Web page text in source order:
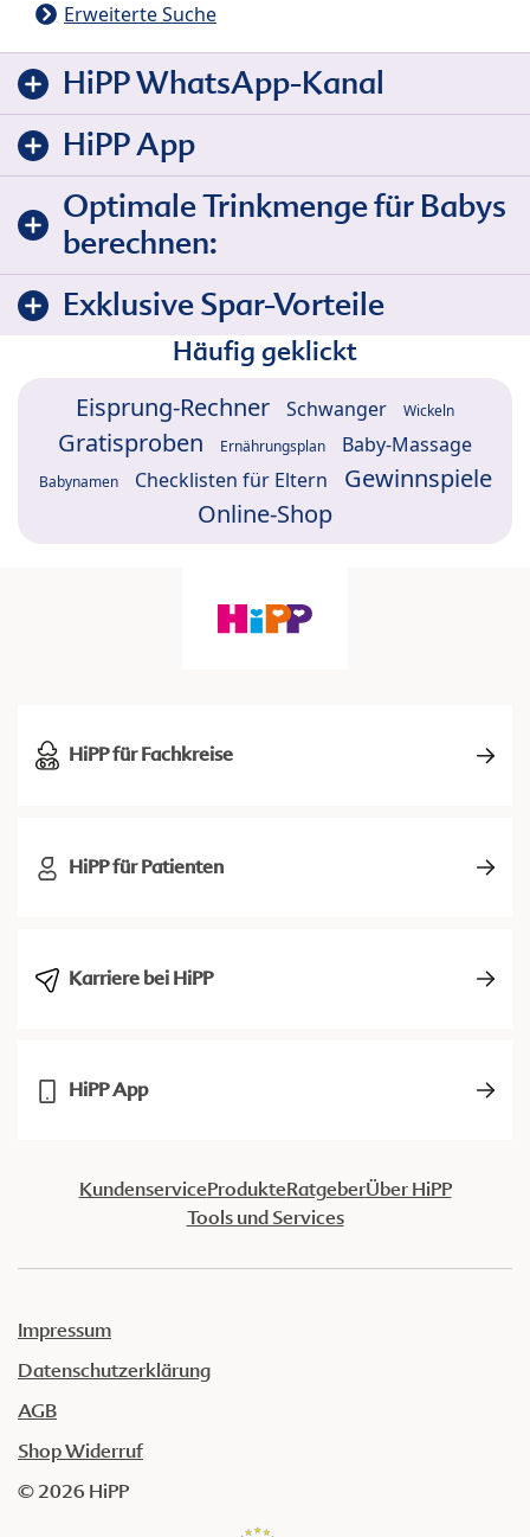
Erweiterte Suche
HiPP WhatsApp-Kanal
HiPP App
Optimale Trinkmenge für Babys
berechnen:
Exklusive Spar-Vorteile
Häufig geklickt
Eisprung-Rechner Schwanger Wickeln
Gratisproben Ernährungsplan Baby-Massage
Babynamen Checklisten für Eltern
Gewinnspiele
Online-Shop
HiPP für Fachkreise
HiPP für Patienten
Karriere bei HiPP
HiPP App
KundenserviceProdukteRatgeberÜber HiPP
Tools und Services
Impressum
Datenschutzerklärung
AGB
Shop Widerruf
© 2026 HiPP